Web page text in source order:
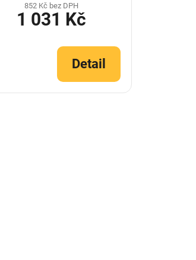
852 Kč bez DPH
1 031 Kč
Detail